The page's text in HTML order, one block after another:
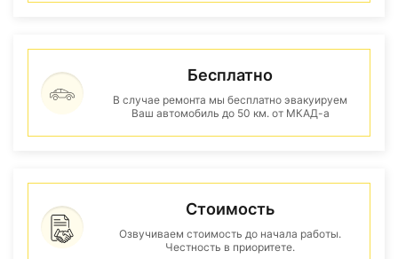
Бесплатно
В случае ремонта мы бесплатно эвакуируем
Ваш автомобиль до 50 км. от МКАД-а
Стоимость
Озвучиваем стоимость до начала работы.
Честность в приоритете.